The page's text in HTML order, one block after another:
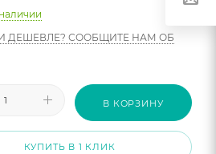
ДЕШЕВЛЕ? СООБЩИТЕ НАМ ОБ
В КОРЗИНУ
КУПИТЬ В 1 КЛИК